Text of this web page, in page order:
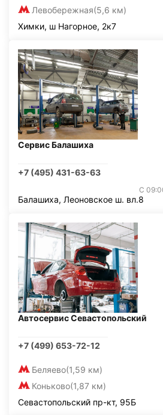
Левобережная(5,6 км)
Химки, ш Нагорное, 2к7
Сервис Балашиха
+7 (495) 431-63-63
С
Балашиха, Леоновское ш. вл.8
Автосервис Севастопольский
+7 (499) 653-72-12
Беляево(1,59 км)
Коньково(1,87 км)
Севастопольский пр-кт, 95Б